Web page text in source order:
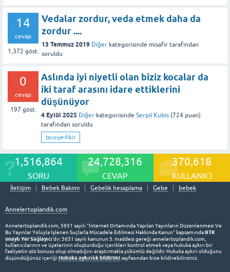
14
cevap
1,372 göst.
Vedalar zordur, veda etmek daha da
zordur ....
13 Temmuz 2019 Diğer kategorisinde misafir tarafından
soruldu
0
cevap
197 göst.
Aslında iyi niyetli olan biziz kocalar da
iki taraf arasını idare ettiklerini
düşünüyor
4 Eylül 2025 Diğer kategorisinde Serpil Kubis (724 puan)
tarafından soruldu
tavsiye-fikir
1,516,864
SORU
24,728,316
CEVAP
370,618
KULLANICI
İletişim Bebek Bakımı Gebelik hesaplama Gebe bebek
Annelertoplandik.com
Annelertoplandik.com, 5651 sayılı “İnternet Ortamında Yapılan Yayınların Düzenlenmesi Ve
Bu Yayınlar Yoluyla İşlenen Suçlarla Mücadele Edilmesi Hakkında Kanun” kapsamındaBTK
onaylı Yer Sağlayıcı'dır. 5651 sayılı kanunun 5. maddesi gereği annelertoplandik.com,
kullanıcılarının ve üyelerinin oluşturduğu içerikleri kontrol etmek veya hukuka aykırı bir
faaliyetin söz konusu olup olmadığını araştırmakla yükümlü değildir. Hukuka aykırı olduğunu
düşündüğünüz içeriği Hukuka aykırılık bildirimisayfasından bize bildirebilirsiniz.